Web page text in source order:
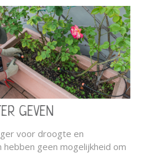
GEVEN
voor droogte en
geen mogelijkheid om